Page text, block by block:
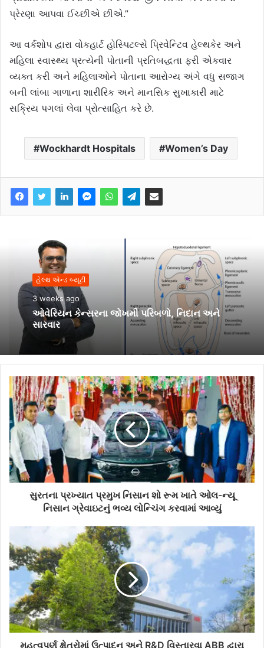
પ્રેરણા આપવા ઈચ્છીએ છીએ.”
આ વર્કશોપ દ્વારા વોકહાર્ટ હોસ્પિટલ્સે પ્રિવેન્ટિવ હેલ્થકેર અને
મહિલા સ્વાસ્થ્ય પ્રત્યેની પોતાની પ્રતિબદ્ધતા ફરી એકવાર
વ્યક્ત કરી અને મહિલાઓને પોતાના આરોગ્ય અંગે વધુ સજાગ
બની લાંબા ગાળાના શારીરિક અને માનસિક સુખાકારી માટે
સક્રિય પગલાં લેવા પ્રોત્સાહિત કરે છે.
Wockhardt Hospitals Women’s Day
હેલ્થ એન્ડ બ્યૂટી
3 weeks ago
ઓવેરિયન કેન્સરના જોખમી પરિબળો, નિદાન અને
સારવાર
સુરતના પ્રખ્યાત પ્રમુખ નિસાન શો રૂમ ખાતે ઓલ-ન્યૂ
નિસાન ગ્રેવાઇટનું ભવ્ય લોન્ચિંગ કરવામાં આવ્યું
મહત્વપૂર્ણ ક્ષેત્રોમાં ઉત્પાદન અને R&D વિસ્તારવા ABB દ્વારા